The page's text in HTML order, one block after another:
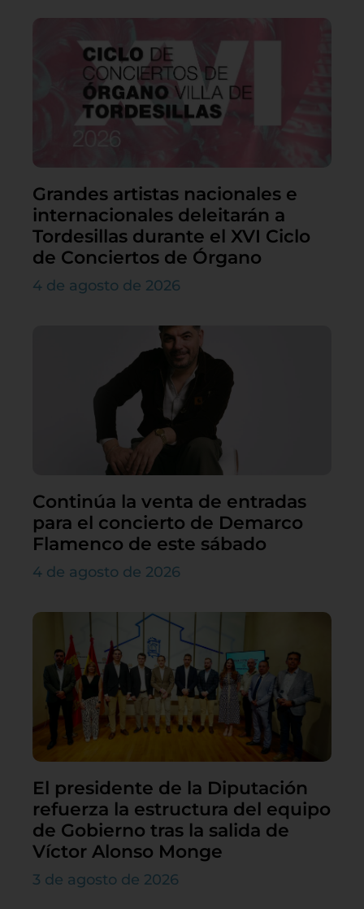
Grandes artistas nacionales e
internacionales deleitarán a
Tordesillas durante el XVI Ciclo
de Conciertos de Órgano
4 de agosto de 2026
Continúa la venta de entradas
para el concierto de Demarco
Flamenco de este sábado
4 de agosto de 2026
El presidente de la Diputación
refuerza la estructura del equipo
de Gobierno tras la salida de
Víctor Alonso Monge
3 de agosto de 2026